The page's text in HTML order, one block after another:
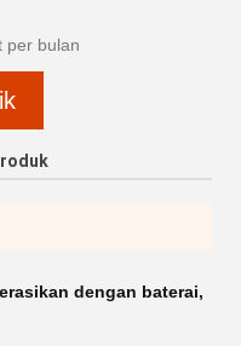
per bulan
dengan baterai,